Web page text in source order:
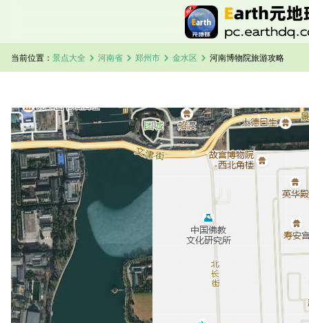
当前位置： 景点大全 chevron_right 河南省 chevron_right 郑州市 chevron_right 金水区 chevron_right 河南博物院旅游攻略
河南博物院卫星地图加载中，请稍候...